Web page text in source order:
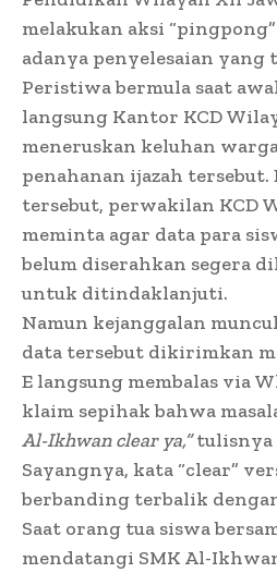
melakukan aksi
adanya penyelesaian yang
Peristiwa bermula saat
langsung Kantor KCD
meneruskan keluhan
penahanan ijazah tersebut.
tersebut, perwakilan KCD
meminta agar data para
belum diserahkan segera
untuk ditindaklanjuti.
Namun kejanggalan
data tersebut dikirimkan
E langsung membalas via
klaim sepihak bahwa
Al-Ikhwan clear ya,”tulisnya
Sayangnya, kata “clear”
berbanding terbalik
Saat orang tua siswa
mendatangi SMK Al-